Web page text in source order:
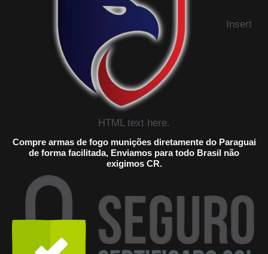
Insert
HTML text here.
Compre armas de fogo munições diretamente do Paraguai
de forma facilitada, Enviamos para todo Brasil não
exigimos CR.